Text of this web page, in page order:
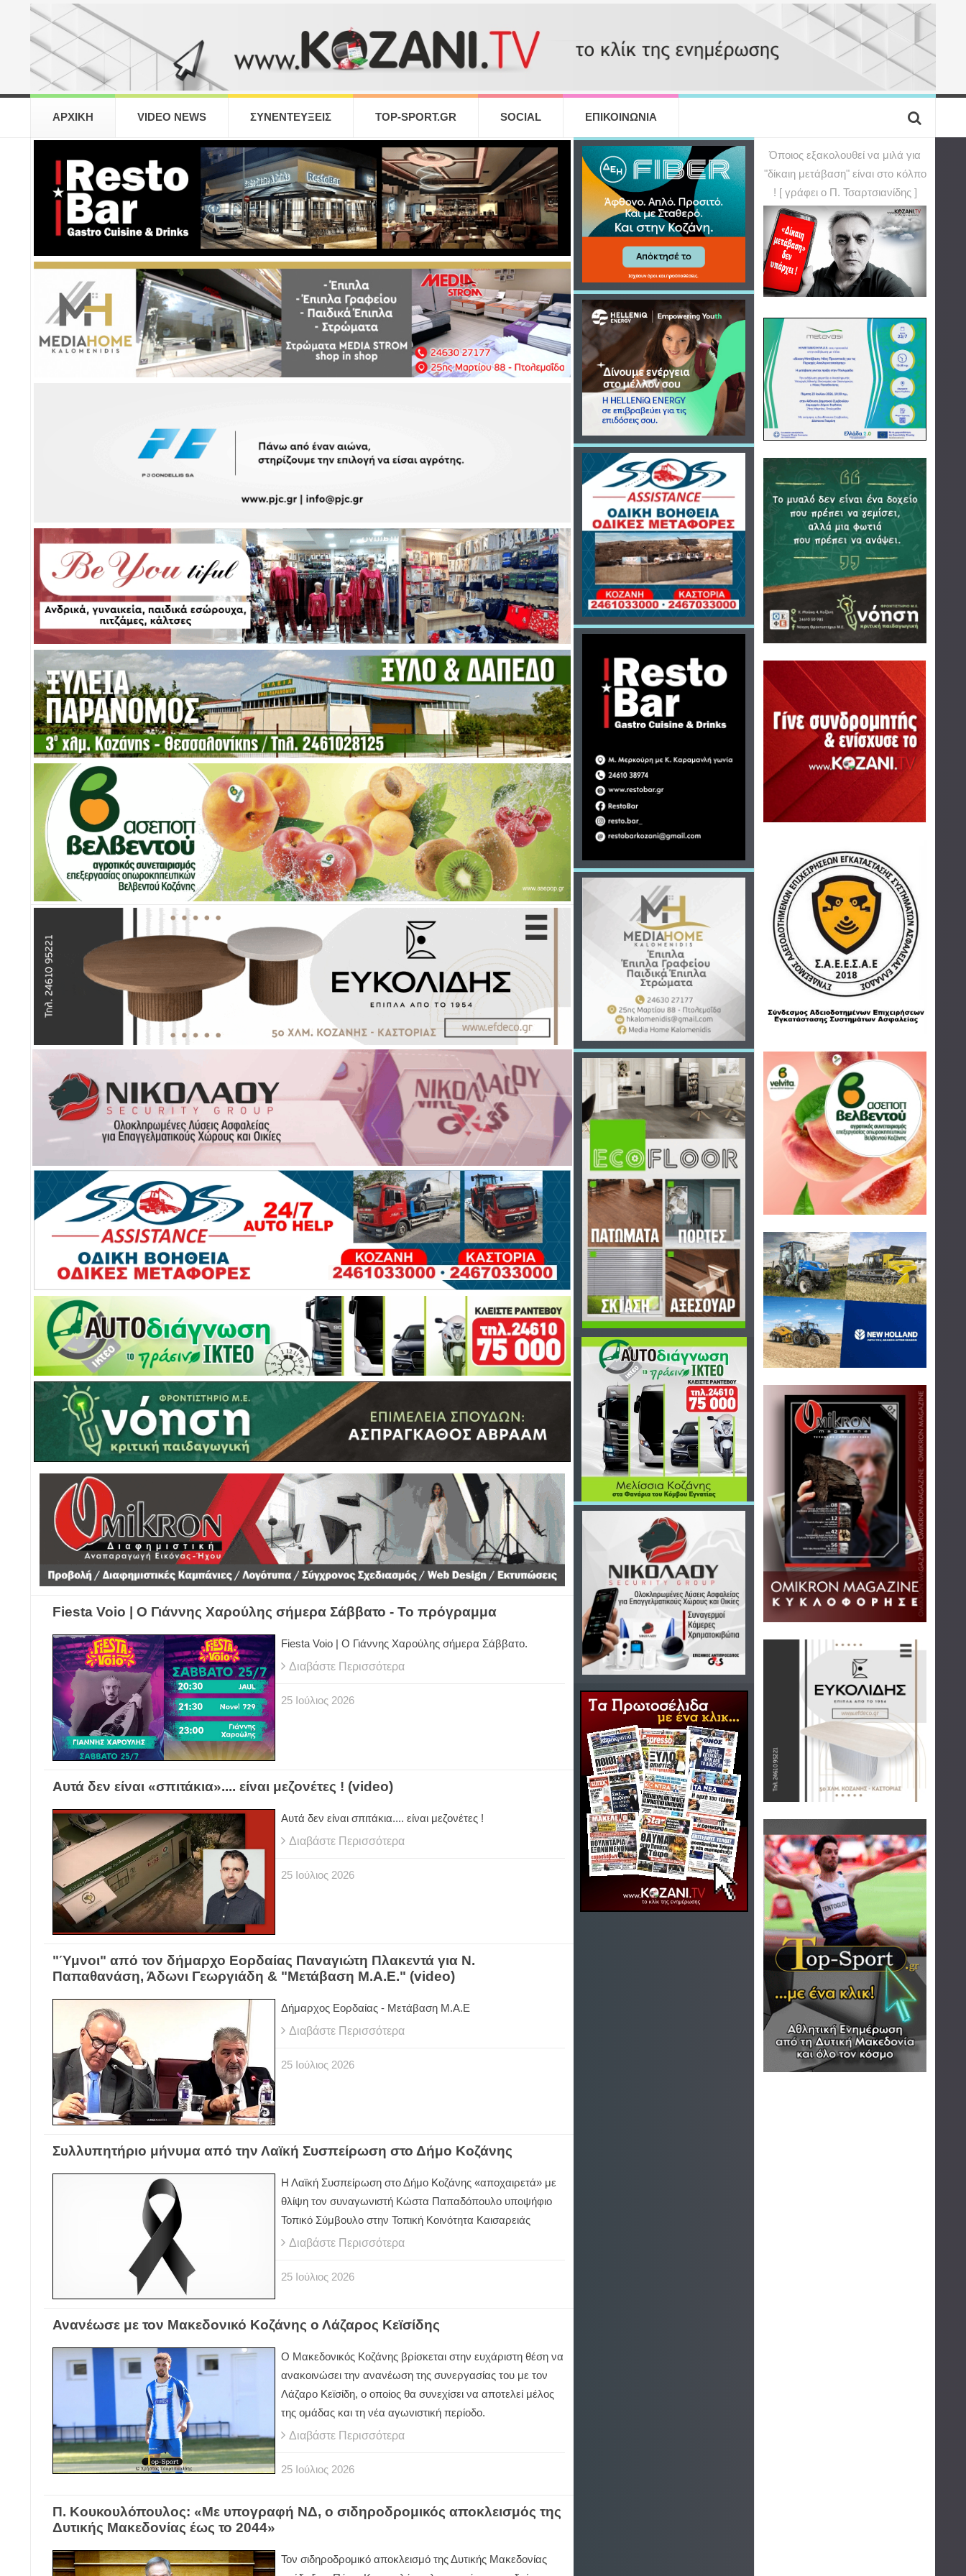
ΑΡΧΙΚΗ VIDEO NEWS ΣΥΝΕΝΤΕΥΞΕΙΣ TOP-SPORT.GR SOCIAL ΕΠΙΚΟΙΝΩΝΙΑ
Fiesta Voio | Ο Γιάννης Χαρούλης σήμερα Σάββατο - Το πρόγραμμα
Fiesta Voio | Ο Γιάννης Χαρούλης σήμερα Σάββατο.
Διαβάστε Περισσότερα
25 Ιούλιος 2026
Αυτά δεν είναι «σπιτάκια».... είναι μεζονέτες ! (video)
Αυτά δεν είναι σπιτάκια.... είναι μεζονέτες !
Διαβάστε Περισσότερα
25 Ιούλιος 2026
"Ύμνοι" από τον δήμαρχο Εορδαίας Παναγιώτη Πλακεντά για Ν.
Παπαθανάση, Άδωνι Γεωργιάδη & "Μετάβαση Μ.Α.Ε." (video)
Δήμαρχος Εορδαίας - Μετάβαση Μ.Α.Ε
Διαβάστε Περισσότερα
25 Ιούλιος 2026
Συλλυπητήριο μήνυμα από την Λαϊκή Συσπείρωση στο Δήμο Κοζάνης
Η Λαϊκή Συσπείρωση στο Δήμο Κοζάνης «αποχαιρετά» με
θλίψη τον συναγωνιστή Κώστα Παπαδόπουλο υποψήφιο
Τοπικό Σύμβουλο στην Τοπική Κοινότητα Καισαρειάς
Διαβάστε Περισσότερα
25 Ιούλιος 2026
Ανανέωσε με τον Μακεδονικό Κοζάνης ο Λάζαρος Κεϊσίδης
Ο Μακεδονικός Κοζάνης βρίσκεται στην ευχάριστη θέση να
ανακοινώσει την ανανέωση της συνεργασίας του με τον
Λάζαρο Κεϊσίδη, ο οποίος θα συνεχίσει να αποτελεί μέλος
της ομάδας και τη νέα αγωνιστική περίοδο.
Διαβάστε Περισσότερα
25 Ιούλιος 2026
Π. Κουκουλόπουλος: «Με υπογραφή ΝΔ, ο σιδηροδρομικός αποκλεισμός της
Δυτικής Μακεδονίας έως το 2044»
Τον σιδηροδρομικό αποκλεισμό της Δυτικής Μακεδονίας
Όποιος εξακολουθεί να μιλά για
"δίκαιη μετάβαση" είναι στο κόλπο
! [ γράφει ο Π. Τσαρτσιανίδης ]